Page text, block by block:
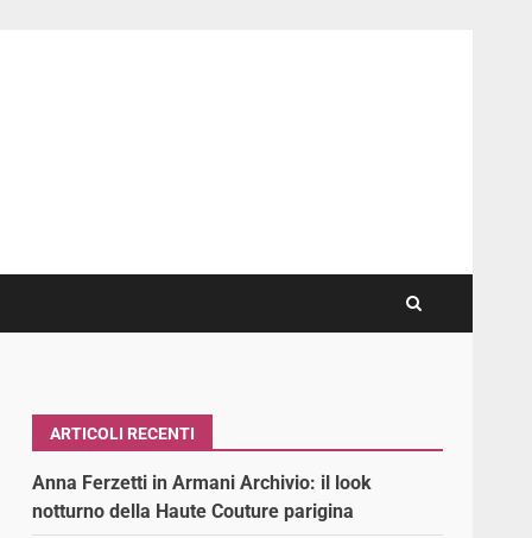
ARTICOLI RECENTI
Anna Ferzetti in Armani Archivio: il look
notturno della Haute Couture parigina